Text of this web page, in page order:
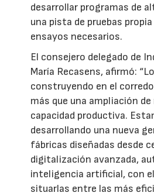
desarrollar programas de
una pista de pruebas
ensayos necesarios.
El consejero delegado de
María Recasens, afirmó:
construyendo en el
más que una ampliación
capacidad productiva.
desarrollando una nueva
fábricas diseñadas desde
digitalización avanzada,
inteligencia artificial, con
situarlas entre las más